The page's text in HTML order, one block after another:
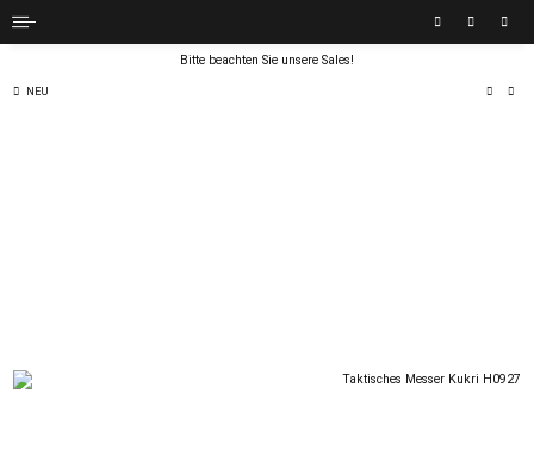
Bitte beachten Sie unsere Sales!
NEU